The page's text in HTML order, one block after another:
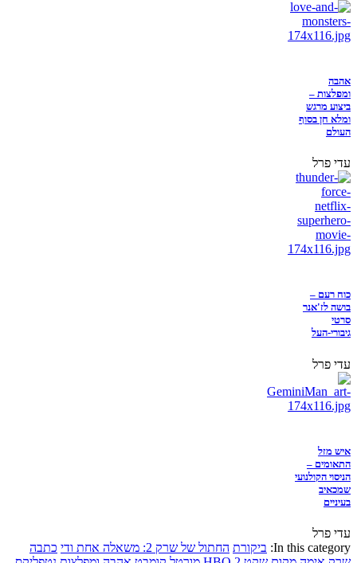
אהבה
ומפלצות –
ביצוע מרגש
ומלא חן בסוף
העולם
עדי פרל
כוח רעם –
בושה לז'אנר
סרטי
גיבורי-העל
עדי פרל
איש מזל
התאומים –
הניסוי הקולנועי
שמכאיב
בעיניים
עדי פרל
In this category: ביקורת החתול של שרק 2: משאלה אחת ודי
כתבה